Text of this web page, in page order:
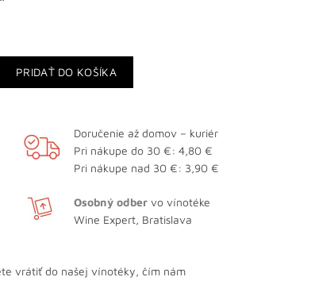
Frankovka modrá
PRIDAŤ DO KOŠÍKA
Doručenie až domov – kuriér
Pri nákupe do 30 €: 4,80 €
Pri nákupe nad 30 €: 3,90 €
Osobný odbervo vínotéke
Wine Expert, Bratislava
vrátiť do našej vínotéky, čím nám